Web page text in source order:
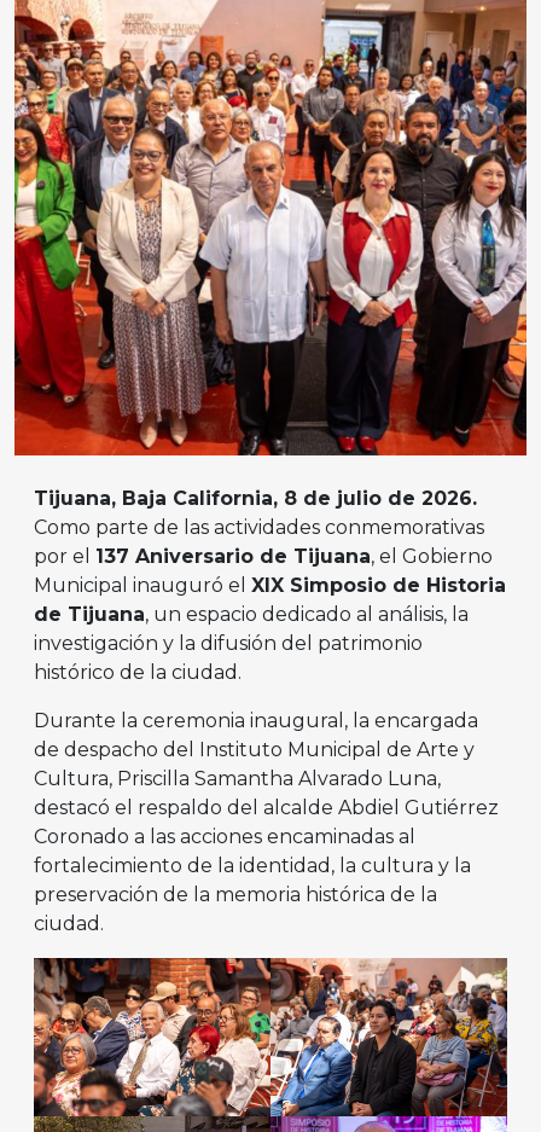
Tijuana, Baja California, 8 de julio de 2026.
Como parte de las actividades conmemorativas
por el 137 Aniversario de Tijuana, el Gobierno
Municipal inauguró el XIX Simposio de Historia
de Tijuana, un espacio dedicado al análisis, la
investigación y la difusión del patrimonio
histórico de la ciudad.
Durante la ceremonia inaugural, la encargada
de despacho del Instituto Municipal de Arte y
Cultura, Priscilla Samantha Alvarado Luna,
destacó el respaldo del alcalde Abdiel Gutiérrez
Coronado a las acciones encaminadas al
fortalecimiento de la identidad, la cultura y la
preservación de la memoria histórica de la
ciudad.